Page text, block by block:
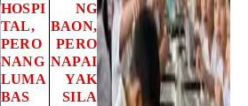
HOSPI
TAL,
PERO
NANG
LUMA
BAS
NG
BAON,
PERO
NAPAI
YAK
SILA